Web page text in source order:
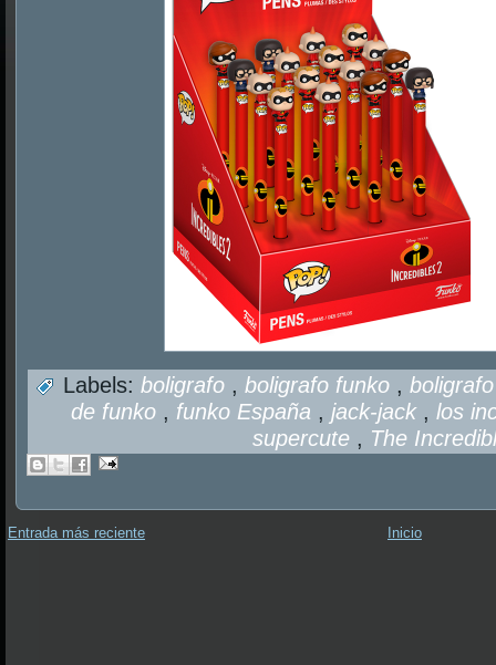
Labels: boligrafo , boligrafo funko ,
de funko , funko España , jack-jack , los
supercute , The
Entrada más reciente Inicio